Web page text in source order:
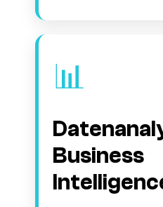
📊
Business